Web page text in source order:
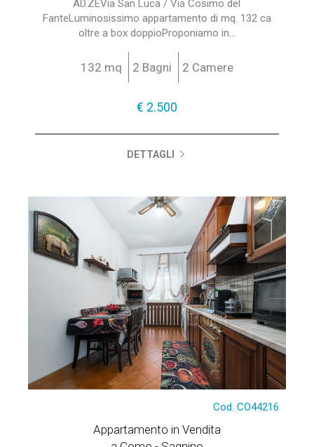
AD.ZEVia San Luca / Via Cosimo del
FanteLuminosissimo appartamento di mq. 132 ca
oltre a box doppioProponiamo in...
132 mq 2 Bagni 2 Camere
€ 2.500
DETTAGLI
Cod. CO44216
Appartamento in Vendita